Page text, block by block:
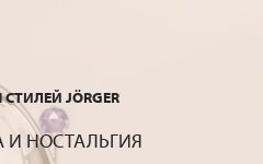
JÖRGER
НОСТАЛЬГИЯ